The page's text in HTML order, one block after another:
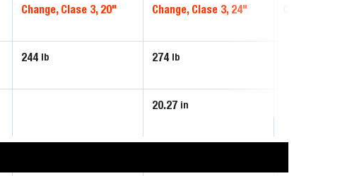
Change, Clase 3, 20"
Change, Clase 3, 24"
244 lb 274 lb
20.27 in